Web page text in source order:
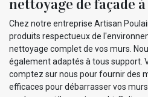
nettoyage de façade
Chez notre entreprise Artisan
produits respectueux de
nettoyage complet de vos murs.
également adaptés à tous support.
comptez sur nous pour fournir des
efficaces pour débarrasser vos